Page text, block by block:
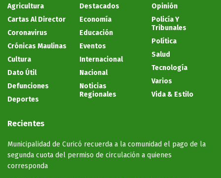
Agricultura
Cartas Al Director
Coronavirus
Crónicas Maulinas
Cultura
Dato Útil
Defunciones
Deportes
Destacados
Economía
Educación
Eventos
Internacional
Nacional
Noticias
Regionales
Opinión
Policía Y
Tribunales
Política
Salud
Tecnología
Varios
Vida & Estilo
Recientes
Municipalidad de Curicó recuerda a la comunidad el pago de la
segunda cuota del permiso de circulación a quienes
corresponda